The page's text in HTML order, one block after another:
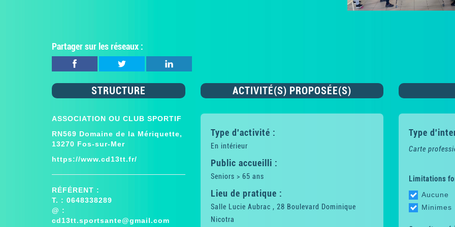
Partager sur les réseaux :
STRUCTURE
ASSOCIATION OU CLUB SPORTIF
RN569 Domaine de la Mériquette,
13270 Fos-sur-Mer
https://www.cd13tt.fr/
RÉFÉRENT :
T. : 0648338289
@ :
cd13tt.sportsante@gmail.com
ACTIVITÉ(S) PROPOSÉE(S)
Type d'activité :
En intérieur
Public accueilli :
Seniors > 65 ans
Lieu de pratique :
Salle Lucie Aubrac , 28 Boulevard Dominique
Nicotra
Type
Carte
Limitations
Aucune
Minimes